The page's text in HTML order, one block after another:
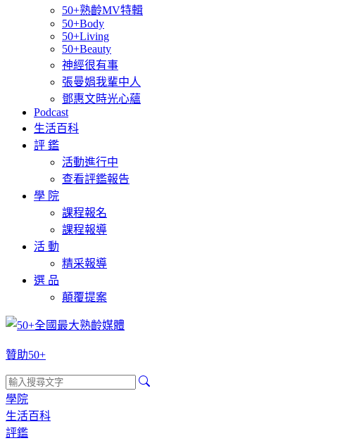
50+熟齡MV特輯
50+Body
50+Living
50+Beauty
神經很有事
張曼娟我輩中人
鄧惠文時光心蘊
Podcast
生活百科
評 鑑
活動進行中
查看評鑑報告
學 院
課程報名
課程報導
活 動
精采報導
選 品
顛覆提案
贊助50+
學院
生活百科
評鑑